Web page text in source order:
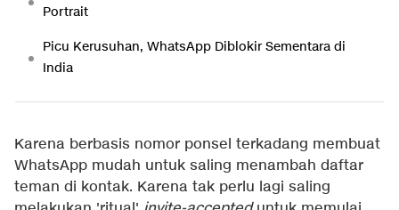
Portrait
Picu Kerusuhan, WhatsApp Diblokir Sementara di
India
Karena berbasis nomor ponsel terkadang membuat
WhatsApp mudah untuk saling menambah daftar
teman di kontak. Karena tak perlu lagi saling